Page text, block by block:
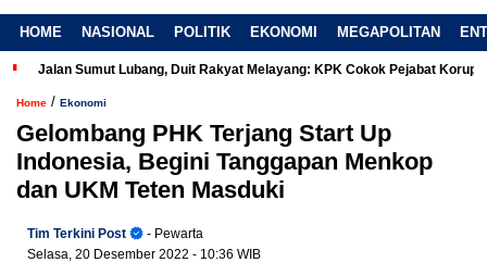
HOME NASIONAL POLITIK EKONOMI MEGAPOLITAN
Jalan Sumut Lubang, Duit Rakyat Melayang: KPK Cokok Pejabat Korup
Home / Ekonomi
Gelombang PHK Terjang Start Up
Indonesia, Begini Tanggapan Menkop
dan UKM Teten Masduki
Tim Terkini Post
- Pewarta
Selasa, 20 Desember 2022 - 10:36 WIB